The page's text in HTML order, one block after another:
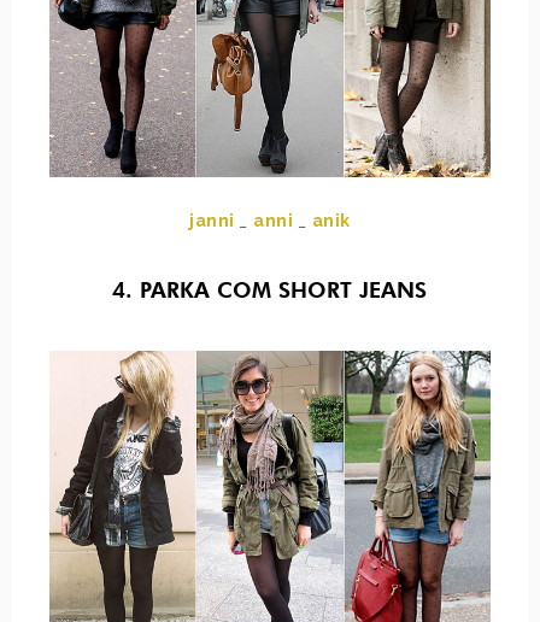
janni anni anik
4. PARKA COM SHORT JEANS